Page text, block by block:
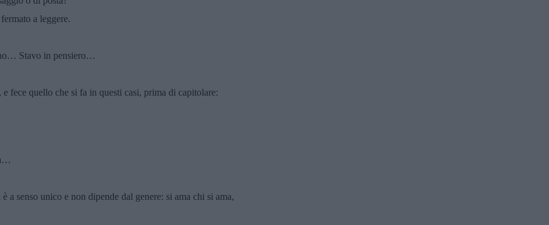
a leggere.
Stavo in pensiero…
fece quello che si fa in questi casi, prima di capitolare:
a senso unico e non dipende dal genere: si ama chi si ama,